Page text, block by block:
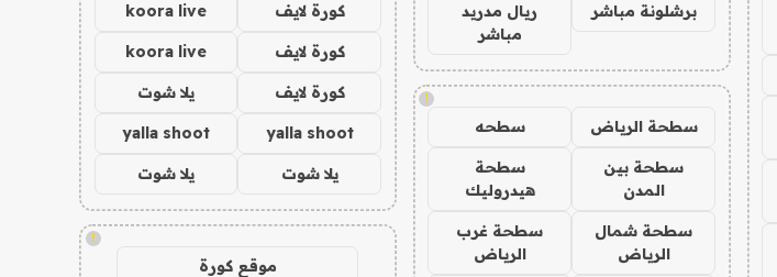
برشلونة مباشر
ريال مدريد
مباشر
!
سطحة الرياض سطحه
سطحة بين
المدن
سطحة
هيدروليك
سطحة شمال
الرياض
سطحة غرب
الرياض
كورة لايف koora live
كورة لايف koora live
كورة لايف يلا شوت
yalla shoot
yalla shoot
يلا شوت يلا شوت
!
موقع كورة